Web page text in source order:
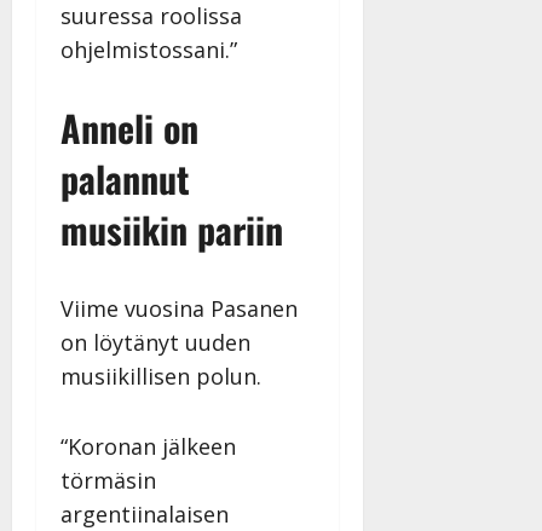
suuressa roolissa
ohjelmistossani.”
Anneli on
palannut
musiikin pariin
Viime vuosina Pasanen
on löytänyt uuden
musiikillisen polun.
“Koronan jälkeen
törmäsin
argentiinalaisen